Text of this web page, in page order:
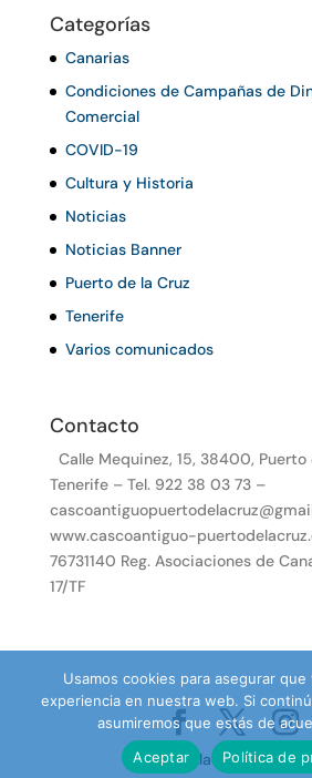
Categorías
Canarias
Condiciones de Campañas de
Comercial
COVID-19
Cultura y Historia
Noticias
Noticias Banner
Puerto de la Cruz
Tenerife
Varios comunicados
Contacto
Calle Mequinez, 15, 38400,
Tenerife – Tel. 922 38 03 73 –
www.cascoantiguo-
76731140 Reg. Asociaciones de
17/TF
Desarrollado por
Usamos cookies para asegurar
experiencia en nuestra web. Si
asumiremos que estás de
Aceptar
Política de